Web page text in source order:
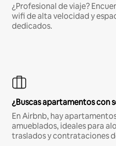
¿Profesional de viaje?
wifi de alta velocidad y
dedicados.
¿Buscas apartamentos con
En Airbnb, hay
amueblados, ideales para
traslados y contrataciones